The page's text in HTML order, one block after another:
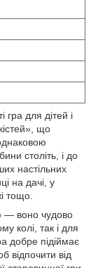
гра для дітей і
що
століть, і до
настільних
на дачі, у
тощо.
— воно чудово
колі, так і для
добре підіймає
відпочити від